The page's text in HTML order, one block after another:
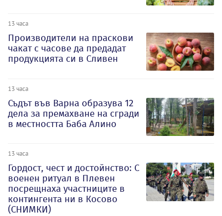
13 часа
Производители на праскови
чакат с часове да предадат
продукцията си в Сливен
13 часа
Съдът във Варна образува 12
дела за премахване на сгради
в местността Баба Алино
13 часа
Гордост, чест и достойнство: С
военен ритуал в Плевен
посрещнаха участниците в
контингента ни в Косово
(СНИМКИ)